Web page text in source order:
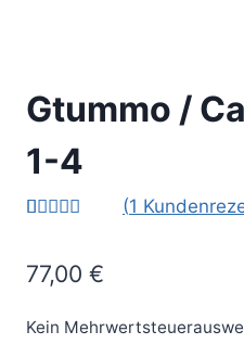
Gtummo /
1-4
von 5,
basierend
Kundenbew
(1
77,00 €
Kein